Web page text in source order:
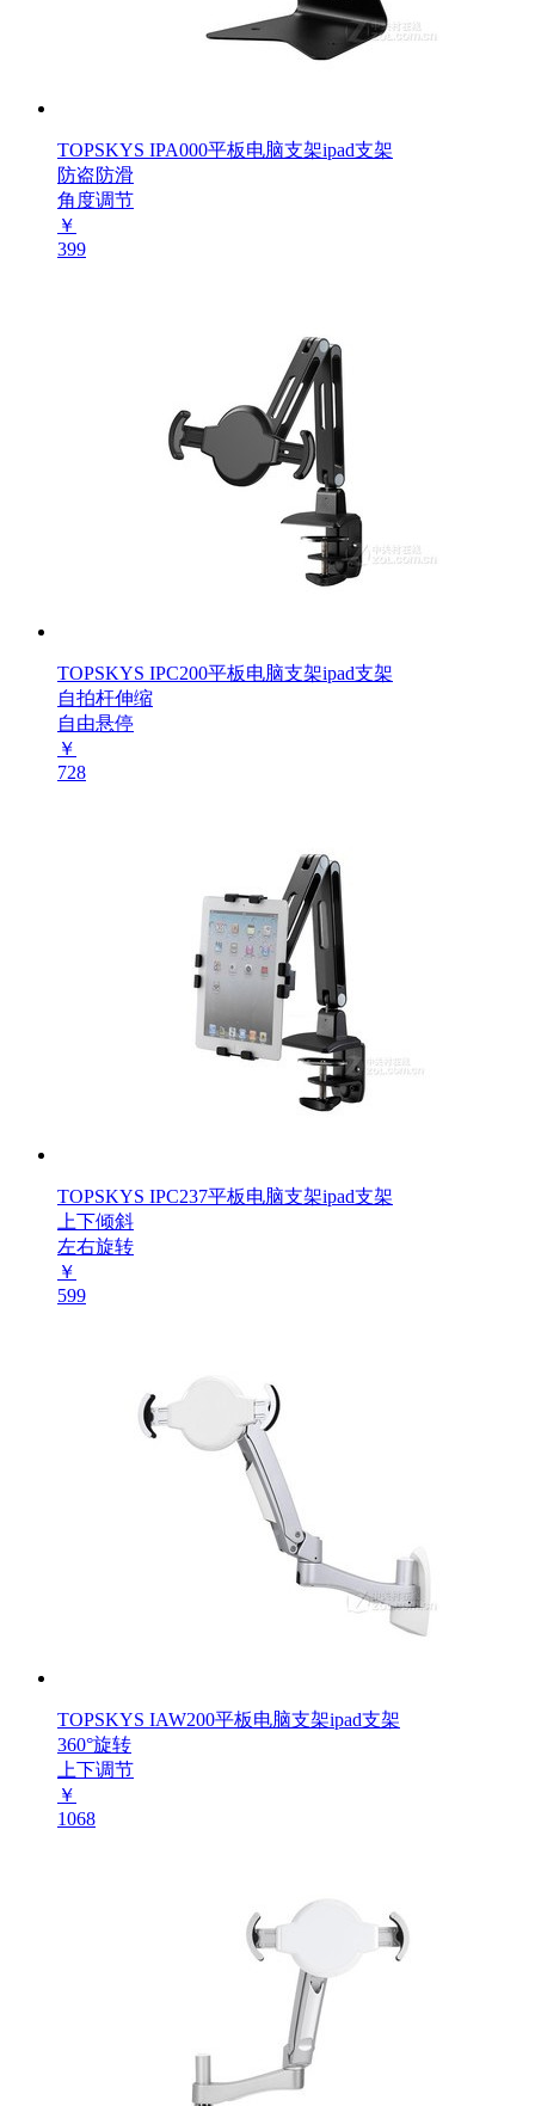
TOPSKYS IPA000平板电脑支架ipad支架
防盗防滑
角度调节
￥
399
TOPSKYS IPC200平板电脑支架ipad支架
自拍杆伸缩
自由悬停
￥
728
TOPSKYS IPC237平板电脑支架ipad支架
上下倾斜
左右旋转
￥
599
TOPSKYS IAW200平板电脑支架ipad支架
360°旋转
上下调节
￥
1068